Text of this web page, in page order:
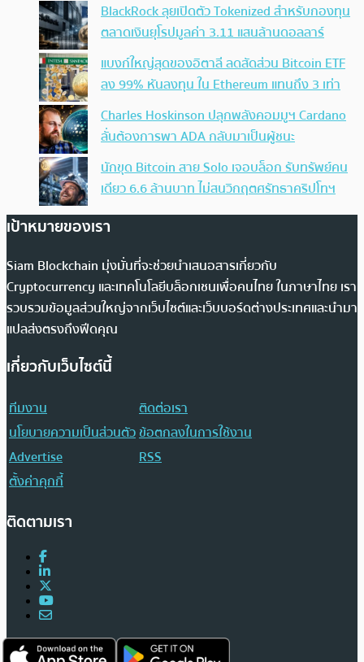
BlackRock ลุยเปิดตัว Tokenized สำหรับกองทุน
ตลาดเงินยุโรปมูลค่า 3.11 แสนล้านดอลลาร์
แบงก์ใหญ่สุดของอิตาลี ลดสัดส่วน Bitcoin ETF
ลง 99% หันลงทุน ใน Ethereum แทนถึง 3 เท่า
Charles Hoskinson ปลุกพลังคอมมูฯ Cardano
ลั่นต้องการพา ADA กลับมาเป็นผู้ชนะ
นักขุด Bitcoin สาย Solo เจอบล็อก รับทรัพย์คน
เดียว 6.6 ล้านบาท ไม่สนวิกฤตศรัทธาคริปโทฯ
เป้าหมายของเรา
Siam Blockchain มุ่งมั่นที่จะช่วยนำเสนอสารเกี่ยวกับ
Cryptocurrency และเทคโนโลยีบล็อกเชนเพื่อคนไทย ในภาษาไทย เรา
รวบรวมข้อมูลส่วนใหญ่จากเว็บไซต์และเว็บบอร์ดต่างประเทศและนำมา
แปลส่งตรงถึงฟีดคุณ
เกี่ยวกับเว็บไซต์นี้
ทีมงาน
ติดต่อเรา
นโยบายความเป็นส่วนตัวข้อตกลงในการใช้งาน
Advertise
RSS
ตั้งค่าคุกกี้
ติดตามเรา